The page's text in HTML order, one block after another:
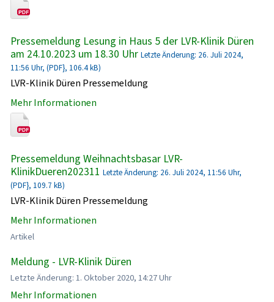
Pressemeldung Lesung in Haus 5 der LVR-Klinik Düren
am 24.10.2023 um 18.30 Uhr Letzte Änderung: 26. Juli 2024,
11:56 Uhr, (PDF}, 106.4 kB)
LVR-Klinik Düren Pressemeldung
Mehr Informationen
Pressemeldung Weihnachtsbasar LVR-
KlinikDueren202311 Letzte Änderung: 26. Juli 2024, 11:56 Uhr,
(PDF}, 109.7 kB)
LVR-Klinik Düren Pressemeldung
Mehr Informationen
Artikel
Meldung - LVR-Klinik Düren
Letzte Änderung: 1. Oktober 2020, 14:27 Uhr
Mehr Informationen